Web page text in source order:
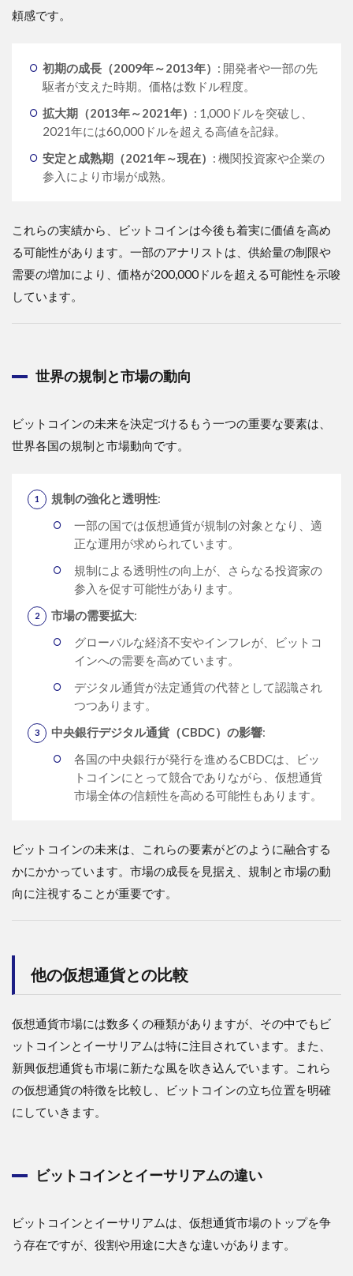
頼感です。
初期の成長（2009年～2013年） : 開発者や一部の先
駆者が支えた時期。価格は数ドル程度。
拡大期（2013年～2021年） : 1,000ドルを突破し、
2021年には60,000ドルを超える高値を記録。
安定と成熟期（2021年～現在） : 機関投資家や企業の
参入により市場が成熟。
これらの実績から、ビットコインは今後も着実に価値を高め
る可能性があります。一部のアナリストは、供給量の制限や
需要の増加により、価格が200,000ドルを超える可能性を示唆
しています。
世界の規制と市場の動向
ビットコインの未来を決定づけるもう一つの重要な要素は、
世界各国の規制と市場動向です。
規制の強化と透明性:
一部の国では仮想通貨が規制の対象となり、適
正な運用が求められています。
規制による透明性の向上が、さらなる投資家の
参入を促す可能性があります。
市場の需要拡大:
グローバルな経済不安やインフレが、ビットコ
インへの需要を高めています。
デジタル通貨が法定通貨の代替として認識され
つつあります。
中央銀行デジタル通貨（CBDC）の影響:
各国の中央銀行が発行を進めるCBDCは、ビッ
トコインにとって競合でありながら、仮想通貨
市場全体の信頼性を高める可能性もあります。
ビットコインの未来は、これらの要素がどのように融合する
かにかかっています。市場の成長を見据え、規制と市場の動
向に注視することが重要です。
他の仮想通貨との比較
仮想通貨市場には数多くの種類がありますが、その中でもビ
ットコインとイーサリアムは特に注目されています。また、
新興仮想通貨も市場に新たな風を吹き込んでいます。これら
の仮想通貨の特徴を比較し、ビットコインの立ち位置を明確
にしていきます。
ビットコインとイーサリアムの違い
ビットコインとイーサリアムは、仮想通貨市場のトップを争
う存在ですが、役割や用途に大きな違いがあります。